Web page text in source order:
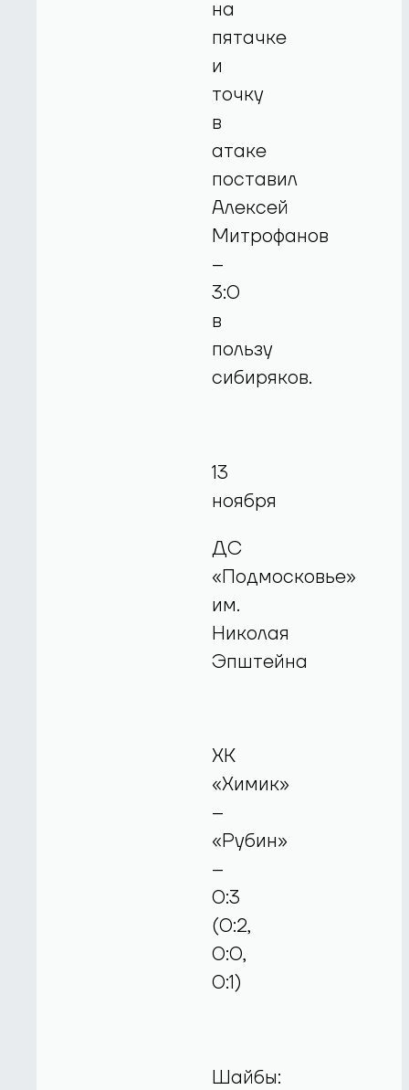
на
пятачке
и
точку
в
атаке
поставил
Алексей
Митрофанов
–
3:0
в
пользу
сибиряков.
13
ноября
ДС
«Подмосковье»
им.
Николая
Эпштейна
ХК
«Химик»
–
«Рубин»
–
0:3
(0:2,
0:0,
0:1)
Шайбы: